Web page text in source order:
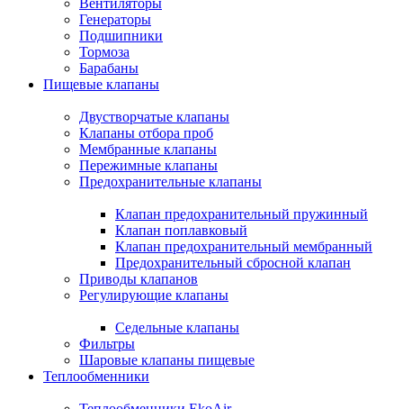
Вентиляторы
Генераторы
Подшипники
Тормоза
Барабаны
Пищевые клапаны
Двустворчатые клапаны
Клапаны отбора проб
Мембранные клапаны
Пережимные клапаны
Предохранительные клапаны
Клапан предохранительный пружинный
Клапан поплавковый
Клапан предохранительный мембранный
Предохранительный сбросной клапан
Приводы клапанов
Регулирующие клапаны
Седельные клапаны
Фильтры
Шаровые клапаны пищевые
Теплообменники